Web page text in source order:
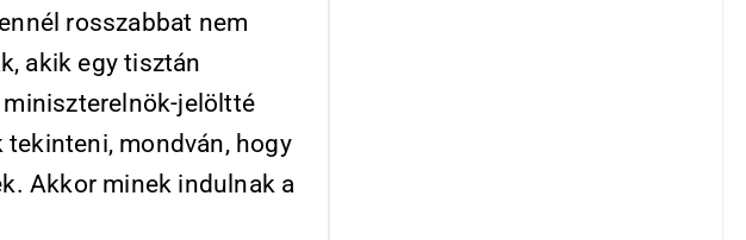
rosszabbat nem
akik egy tisztán
jelöltté
mondván, hogy
Akkor minek indulnak a